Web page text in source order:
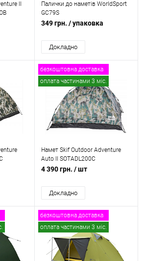
II
Палички до наметів WorldSport
GC79S
349 грн. / упаковка
Докладно
безкоштовна доставка
оплата частинами 3 міс.
Намет Skif Outdoor Adventure
Auto II SOTADL200C
4 390 грн. / шт
Докладно
безкоштовна доставка
оплата частинами 3 міс.